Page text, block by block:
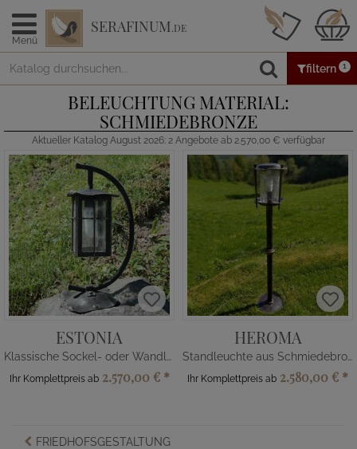
Menü
SERAFINUM.DE
filtern 1
BELEUCHTUNG MATERIAL:
SCHMIEDEBRONZE
Aktueller Katalog August 2026: 2 Angebote ab 2.570,00 € verfügbar
ESTONIA
Klassische Sockel- oder Wandleuchte
Ihr Komplettpreis ab 2.570,00 € *
HEROMA
Standleuchte aus Schmiedebronze
Ihr Komplettpreis ab 2.580,00 € *
FRIEDHOFSGESTALTUNG